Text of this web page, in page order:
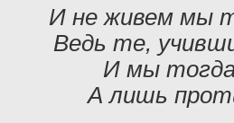
И не живем мы
Ведь те,
И мы тогда
А лишь